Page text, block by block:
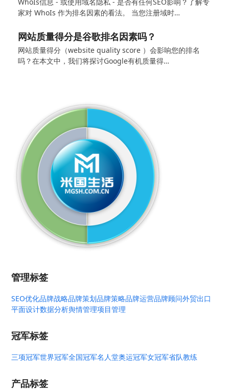
家对 WhoIs 作为排名因素的看法。 当您注册域时…
网站质量得分是谷歌排名因素吗？
网站质量得分（website quality score ）会影响您的排名
吗？在本文中，我们将探讨Google有机质量得…
管理标签
SEO优化品牌战略品牌策划品牌策略品牌运营品牌顾问外贸出口
平面设计数据分析舆情管理项目管理
冠军标签
三项冠军世界冠军全国冠军名人堂奥运冠军女冠军省队教练
产品标签